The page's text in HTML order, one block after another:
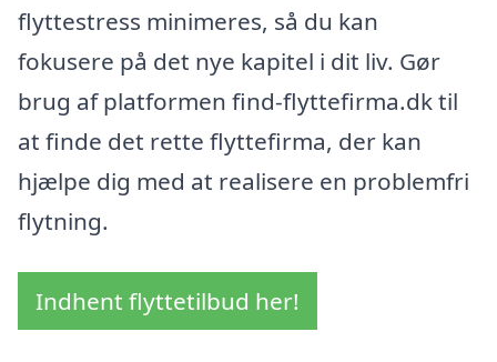
flyttestress minimeres, så du kan
fokusere på det nye kapitel i dit liv. Gør
brug af platformen find-flyttefirma.dk til
at finde det rette flyttefirma, der kan
hjælpe dig med at realisere en problemfri
flytning.
Indhent flyttetilbud her!